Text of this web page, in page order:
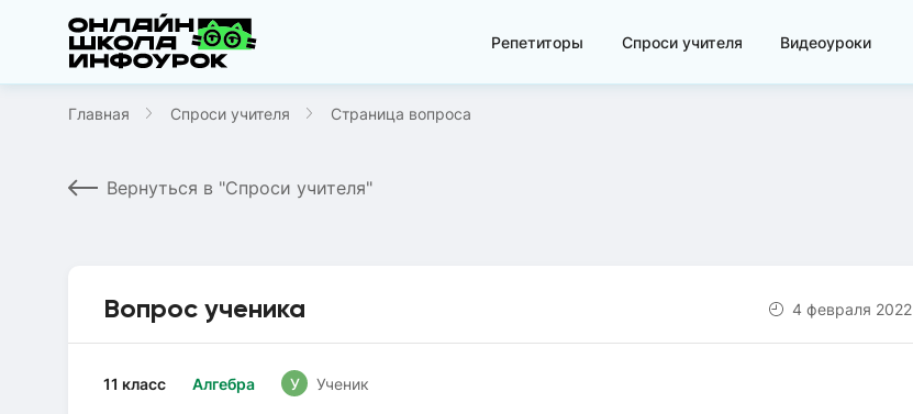
Репетиторы Спроси учителя Видеоуроки
Главная Спроси учителя Страница вопроса
Вернуться в "Спроси учителя"
Вопрос ученика 4 февраля 2022
Алгебра
11 класс У Ученик